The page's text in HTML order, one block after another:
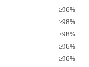
≥96%
≥98%
≥98%
≥96%
≥96%